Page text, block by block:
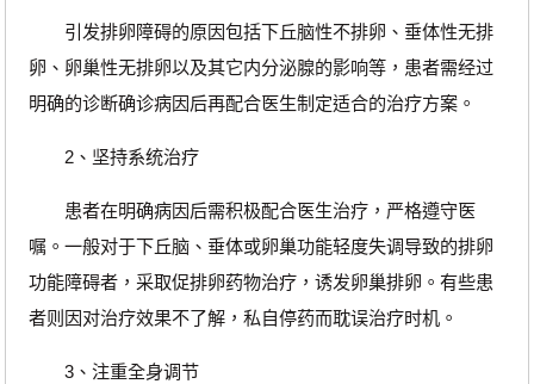
引发排卵障碍的原因包括下丘脑性不排卵、垂体性无排
卵、卵巢性无排卵以及其它内分泌腺的影响等，患者需经过
明确的诊断确诊病因后再配合医生制定适合的治疗方案。
2、坚持系统治疗
患者在明确病因后需积极配合医生治疗，严格遵守医
嘱。一般对于下丘脑、垂体或卵巢功能轻度失调导致的排卵
功能障碍者，采取促排卵药物治疗，诱发卵巢排卵。有些患
者则因对治疗效果不了解，私自停药而耽误治疗时机。
3、注重全身调节